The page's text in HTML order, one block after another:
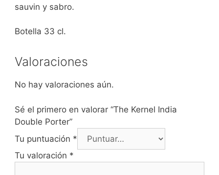
sauvin y sabro.
Botella 33 cl.
Valoraciones
No hay valoraciones aún.
Sé el primero en valorar “The Kernel India
Double Porter”
Tu puntuación *
Tu valoración *